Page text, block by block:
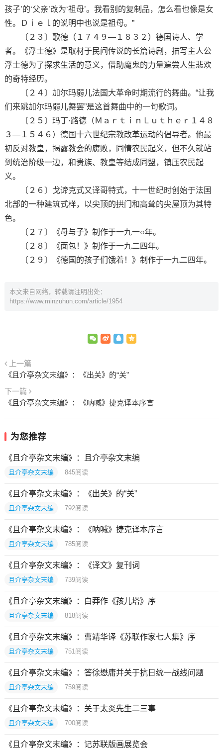
孩子’的‘父亲’改为‘祖母’。我看别的复制品，怎么看也像是女
性。Ｄｉｅｌ的说明中也说是祖母。”
〔２３〕歌德（１７４９—１８３２）德国诗人、学
者。《浮士德》是取材于民间传说的长篇诗剧，描写主人公
浮士德为了探求生活的意义，借助魔鬼的力量遍尝人生悲欢
的奇特经历。
〔２４〕加尔玛弱儿法国大革命时期流行的舞曲。“让我
们来跳加尔玛弱儿舞罢”是这首舞曲中的一句歌词。
〔２５〕玛丁·路德（ＭａｒｔｉｎＬｕｔｈｅｒ１４８
３—１５４６）德国十六世纪宗教改革运动的倡导者。他最
初反对教皇，揭露教会的腐败，同情农民起义，但不久就站
到统治阶级一边，和贵族、教皇等结成同盟，镇压农民起
义。
〔２６〕戈谛克式又译哥特式，十一世纪时创始于法国
北部的一种建筑式样，以尖顶的拱门和高耸的尖屋顶为其特
色。
〔２７〕《母与子》制作于一九一○年。
〔２８〕《面包！》制作于一九二四年。
〔２９〕《德国的孩子们饿着！》制作于一九二四年。
本文来自网络，转载请注明出处：
https://www.minzuhun.com/article/1954
上一篇
《且介亭杂文末编》：《出关》的“关”
下一篇
《且介亭杂文末编》：《呐喊》捷克译本序言
为您推荐
《且介亭杂文末编》：且介亭杂文末编
且介亭杂文末编 845阅读
《且介亭杂文末编》：《出关》的“关”
且介亭杂文末编 792阅读
《且介亭杂文末编》：《呐喊》捷克译本序言
且介亭杂文末编 785阅读
《且介亭杂文末编》：《译文》复刊词
且介亭杂文末编 739阅读
《且介亭杂文末编》：白莽作《孩儿塔》序
且介亭杂文末编 818阅读
《且介亭杂文末编》：曹靖华译《苏联作家七人集》序
且介亭杂文末编 751 阅读
《且介亭杂文末编》：答徐懋庸并关于抗日统一战线问题
且介亭杂文末编 759阅读
《且介亭杂文末编》：关于太炎先生二三事
且介亭杂文末编 700阅读
《且介亭杂文末编》：记苏联版画展览会